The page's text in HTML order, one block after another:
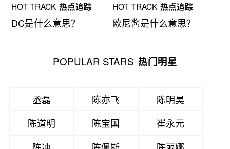
HOT TRACK 热点追踪
DC是什么意思？
HOT TRACK 热点追踪
欧尼酱是什么意思？
POPULAR STARS 热门明星
丞磊 陈亦飞
陈明昊
陈道明
陈宝国
崔永元